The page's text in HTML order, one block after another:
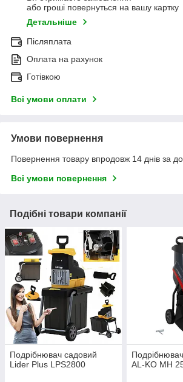
або гроші повернуться на вашу картку
Детальніше
Післяплата
Оплата на рахунок
Готівкою
Всі умови оплати
Умови повернення
Повернення товару впродовж 14 днів за
Всі умови повернення
Подібні товари компанії
Подрібнювач садовий
Lider Plus LPS2800
AL-KO MH